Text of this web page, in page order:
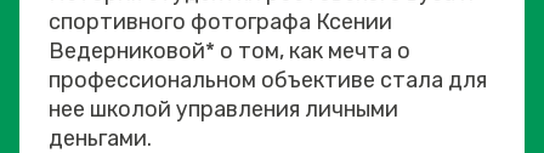
спортивного фотографа Ксении
Ведерниковой* о том, как мечта о
профессиональном объективе стала для
нее школой управления личными
деньгами.